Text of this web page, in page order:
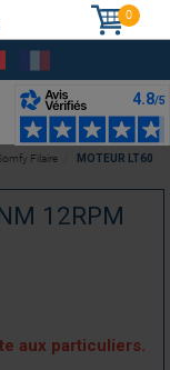
0
12RPM
aux particuliers.
Filaire
MOTEUR LT60